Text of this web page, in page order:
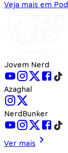
Veja mais em
Jovem Nerd
Azaghal
NerdBunker
Ver mais